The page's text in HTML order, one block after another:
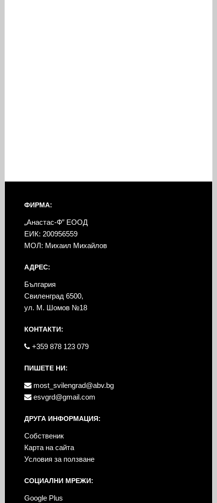
ФИРМА:
„Анастас-Ф” ЕООД
ЕИК: 200956559
МОЛ: Михаил Михайлов
АДРЕС:
България
Свиленград 6500,
ул. М. Шомов №18
КОНТАКТИ:
+359 878 123 079
ПИШЕТЕ НИ:
most_svilengrad@abv.bg
esvgrd@gmail.com
ДРУГА ИНФОРМАЦИЯ:
Собственик
Карта на сайта
Условия за ползване
СОЦИАЛНИ МРЕЖИ:
Google Plus